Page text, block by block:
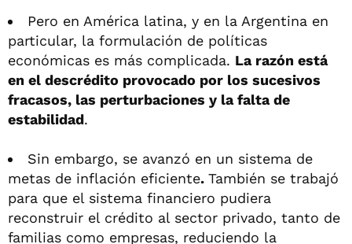
Pero en América latina, y en la Argentina en
particular, la formulación de políticas
económicas es más complicada. La razón está
en el descrédito provocado por los sucesivos
fracasos, las perturbaciones y la falta de
estabilidad.
Sin embargo, se avanzó en un sistema de
metas de inflación eficiente. También se trabajó
para que el sistema financiero pudiera
reconstruir el crédito al sector privado, tanto de
familias como empresas, reduciendo la